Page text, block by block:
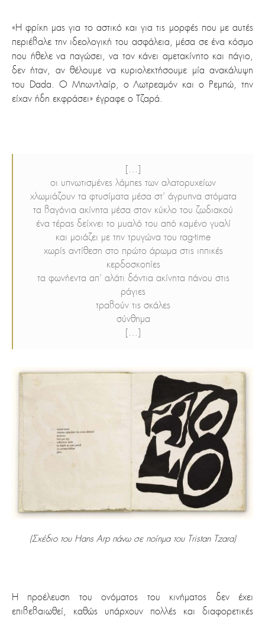
«Η φρίκη μας για το αστικό και για τις μορφές που με αυτές
περιέβαλε την ιδεολογική του ασφάλεια, μέσα σε ένα κόσμο
που ήθελε να παγώσει, να τον κάνει αμετακίνητο και πάγιο,
δεν ήταν, αν θέλουμε να κυριολεκτήσουμε μία ανακάλυψη
του Dada. Ο Μπωντλαίρ, ο Λωτρεαμόν και ο Ρεμπώ, την
είχαν ήδη εκφράσει» έγραφε ο Τζαρά.
[…]
οι υπνωτισμένες λάμπες των αλατορυχείων
χλωμιάζουν τα φτυσίματα μέσα στ’ άγρυπνα στόματα
τα βαγόνια ακίνητα μέσα στον κύκλο του ζωδιακού
ένα τέρας δείχνει το μυαλό του από καμένο γυαλί
και μοιάζει με την τρυγώνα του rag-time
χωρίς αντίθεση στο πρώτο άρωμα στις ιππικές
κερδοσκοπίες
τα φωνήεντα απ’ αλάτι δόντια ακίνητα πάνου στις
ράγιες
τραβούν τις σκάλες
σύνθημα
[…]
(Σχέδιο του Hans Arp πάνω σε ποίημα του Tristan Tzara)
Η προέλευση του ονόματος του κινήματος δεν έχει
επιβεβαιωθεί, καθώς υπάρχουν πολλές και διαφορετικές